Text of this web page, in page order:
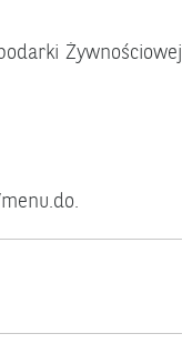
Żywnościowej
.